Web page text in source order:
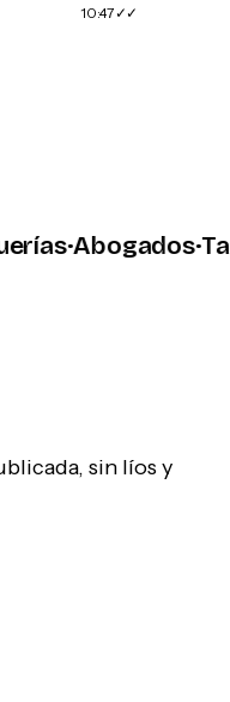
10:47
·Abogados·
sin líos y